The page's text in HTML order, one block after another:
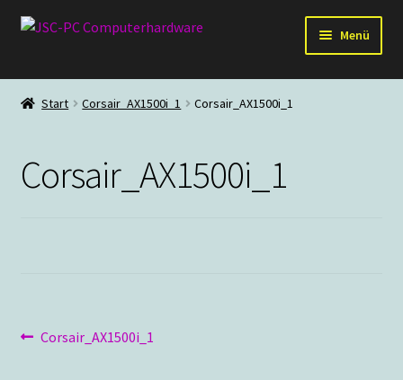
Zur
Zum
Menü
Hardware
Staubschutz
Start Corsair_AX1500i_1 Corsair_AX1500i_1
Corsair_AX1500i_1
Beitragsnavigation
Vorheriger
Corsair_AX1500i_1